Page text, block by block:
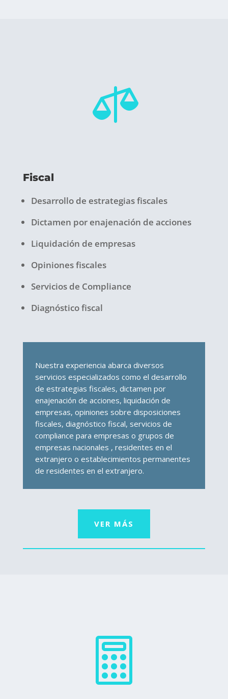

Fiscal
Desarrollo de estrategias fiscales
Dictamen por enajenación de acciones
Liquidación de empresas
Opiniones fiscales
Servicios de Compliance
Diagnóstico fiscal
Nuestra experiencia abarca diversos
servicios especializados como el desarrollo
de estrategias fiscales, dictamen por
enajenación de acciones, liquidación de
empresas, opiniones sobre disposiciones
fiscales, diagnóstico fiscal, servicios de
compliance para empresas o grupos de
empresas nacionales , residentes en el
extranjero o establecimientos permanentes
de residentes en el extranjero.
VER MÁS
